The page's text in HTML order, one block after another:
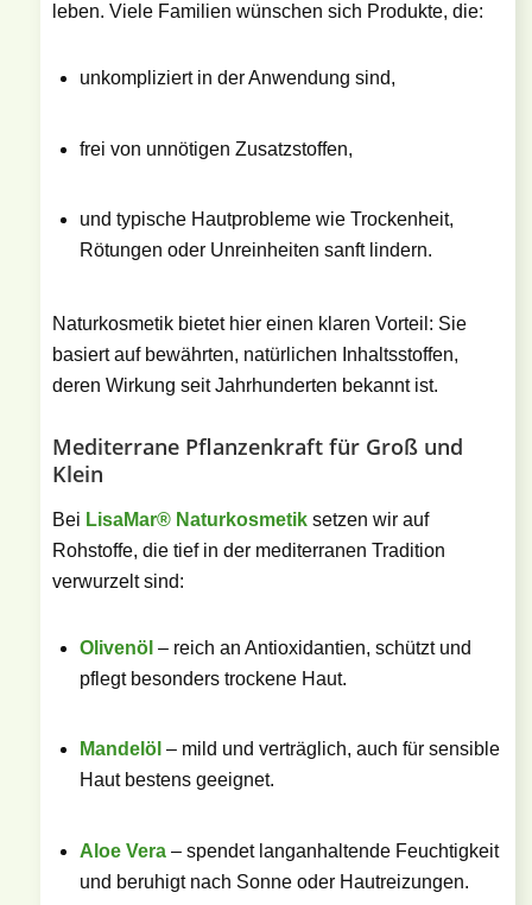
leben. Viele Familien wünschen sich Produkte, die:
unkompliziert in der Anwendung sind,
frei von unnötigen Zusatzstoffen,
und typische Hautprobleme wie Trockenheit,
Rötungen oder Unreinheiten sanft lindern.
Naturkosmetik bietet hier einen klaren Vorteil: Sie
basiert auf bewährten, natürlichen Inhaltsstoffen,
deren Wirkung seit Jahrhunderten bekannt ist.
Mediterrane Pflanzenkraft für Groß und
Klein
Bei LisaMar® Naturkosmetiksetzen wir auf
Rohstoffe, die tief in der mediterranen Tradition
verwurzelt sind:
Olivenöl – reich an Antioxidantien, schützt und
pflegt besonders trockene Haut.
Mandelöl – mild und verträglich, auch für sensible
Haut bestens geeignet.
Aloe Vera– spendet langanhaltende Feuchtigkeit
und beruhigt nach Sonne oder Hautreizungen.